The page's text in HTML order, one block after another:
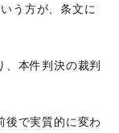
う方が、条文に
本件判決の裁判
で実質的に変わ